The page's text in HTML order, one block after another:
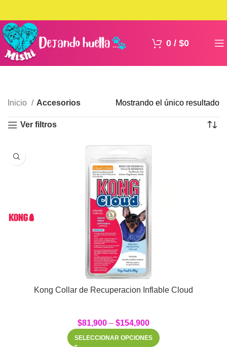
0 / $0
Inicio Accesorios Mostrando el único resultado
Ver filtros
Kong Collar de Recuperacion Inflable Cloud
$81,900 – $154,900
SELECCIONAR OPCIONES